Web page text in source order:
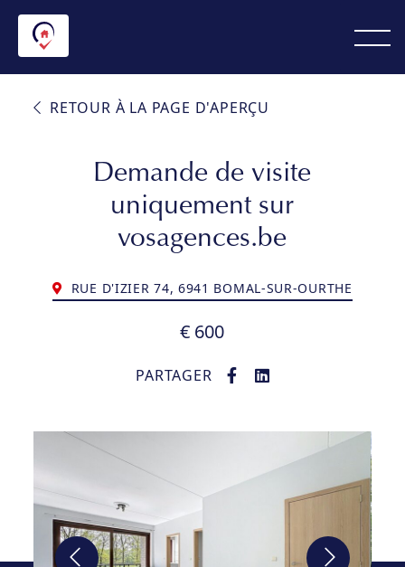
RETOUR À LA PAGE D'APERÇU
Demande de visite
uniquement sur
vosagences.be
RUE D'IZIER 74, 6941 BOMAL-SUR-OURTHE
€ 600
PARTAGER